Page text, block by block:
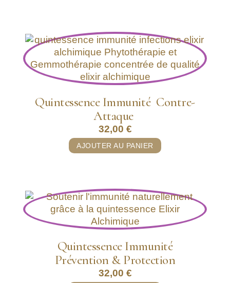
Quintessence Immunité Contre-
Attaque
32,00 €
AJOUTER AU PANIER
Quintessence Immunité
Prévention & Protection
32,00 €